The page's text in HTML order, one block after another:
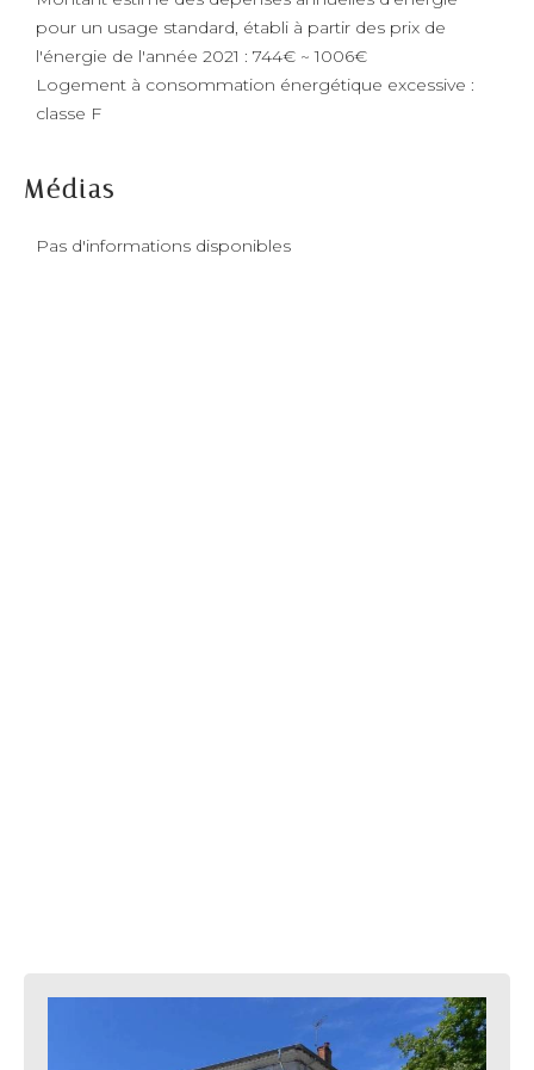
pour un usage standard, établi à partir des prix de
l'énergie de l'année 2021 : 744€ ~ 1006€
Logement à consommation énergétique excessive :
classe F
Médias
Pas d'informations disponibles